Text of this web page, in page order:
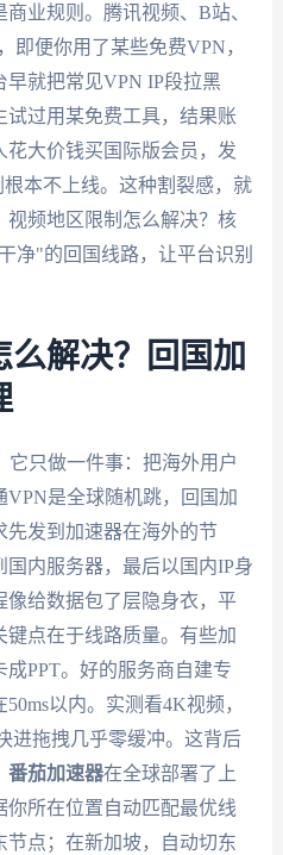
业规则。腾讯视频、B站、
即便你用了某些免费VPN，
就把常见VPN IP段拉黑
过用某免费工具，结果账
大价钱买国际版会员，发
本不上线。这种割裂感，就
频地区限制怎么解决？核
净"的回国线路，让平台识别
么解决？回国加
它只做一件事：把海外用户
是全球随机跳，回国加
发到加速器在海外的节
内服务器，最后以国内IP身
给数据包了层隐身衣，平
点在于线路质量。有些加
PPT。好的服务商自建专
以内。实测看4K视频，
进拖拽几乎零缓冲。这背后
番茄加速器在全球部署了上
所在位置自动匹配最优线
点；在新加坡，自动切东